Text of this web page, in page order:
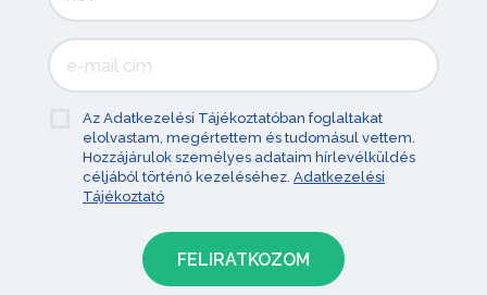
Az Adatkezelési Tájékoztatóban foglaltakat
elolvastam, megértettem és tudomásul vettem.
Hozzájárulok személyes adataim hírlevélküldés
céljából történő kezeléséhez. Adatkezelési
Tájékoztató